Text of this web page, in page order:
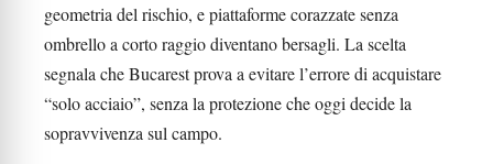
geometria del rischio, e piattaforme corazzate senza
ombrello a corto raggio diventano bersagli. La scelta
segnala che Bucarest prova a evitare l’errore di acquistare
“solo acciaio”, senza la protezione che oggi decide la
sopravvivenza sul campo.